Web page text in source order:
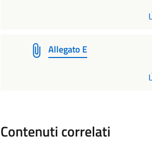
Allegato E
Contenuti correlati